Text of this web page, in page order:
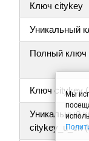
Ключ citykey
Уникальный
Полный ключ
Ключ citykey
Уникальный
citykey_u_en
Мы